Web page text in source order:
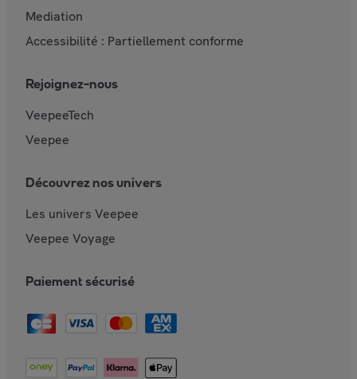
Mediation
Accessibilité : Partiellement conforme
Rejoignez-nous
VeepeeTech
Veepee
Découvrez nos univers
Les univers Veepee
Veepee Voyage
Paiement sécurisé